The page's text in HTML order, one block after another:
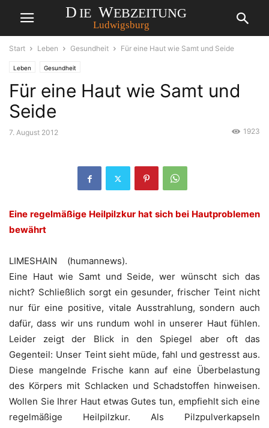
Start Leben Gesundheit Für eine Haut wie Samt und Seide
Leben Gesundheit
Für eine Haut wie Samt und
Seide
7. August 2012 1923
Eine regelmäßige Heilpilzkur hat sich bei Hautproblemen
bewährt
LIMESHAIN (humannews).
Eine Haut wie Samt und Seide, wer wünscht sich das
nicht? Schließlich sorgt ein gesunder, frischer Teint nicht
nur für eine positive, vitale Ausstrahlung, sondern auch
dafür, dass wir uns rundum wohl in unserer Haut fühlen.
Leider zeigt der Blick in den Spiegel aber oft das
Gegenteil: Unser Teint sieht müde, fahl und gestresst aus.
Diese mangelnde Frische kann auf eine Überbelastung
des Körpers mit Schlacken und Schadstoffen hinweisen.
Wollen Sie Ihrer Haut etwas Gutes tun, empfiehlt sich eine
regelmäßige Heilpilzkur. Als Pilzpulverkapseln